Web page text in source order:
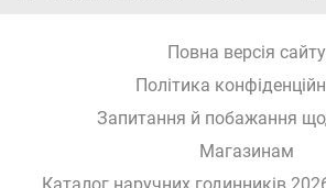
Повна версія сайту
Політика
Запитання й побажання
Магазинам